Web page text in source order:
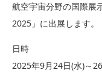
航空宇宙分野の国際展
2025」に出展します。
日時
2025年9月24日(水)～